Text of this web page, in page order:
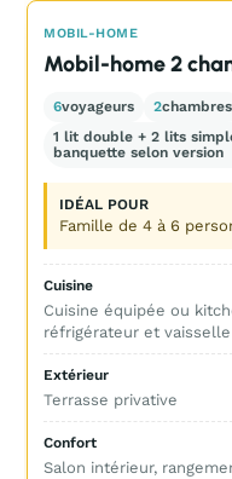
MOBIL-HOME
Mobil-home 2
6voyageurs 2chambres
1 lit double + 2 lits
banquette selon version
IDÉAL POUR
Famille de 4 à 6
Cuisine
Cuisine équipée ou
réfrigérateur et vaisselle
Extérieur
Terrasse privative
Confort
Salon intérieur,